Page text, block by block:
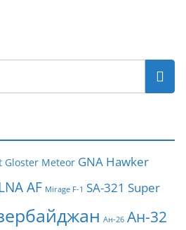
Gloster Meteor GNA Hawker
AF Mirage F-1 SA-321 Super
Ан-26 Ан-32